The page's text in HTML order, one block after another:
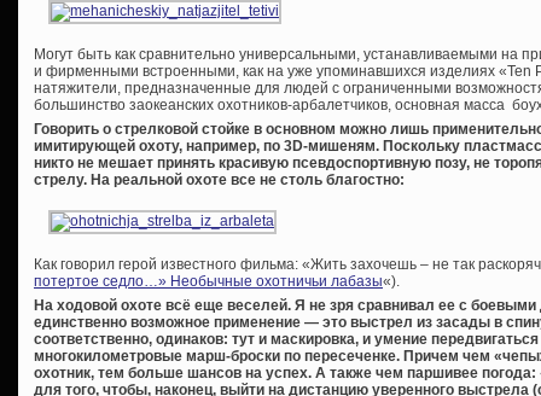
Могут быть как сравнительно универсальными, устанавливаемыми на
и фирменными встроенными, как на уже упоминавшихся изделиях «Ten
натяжители, предназначенные для людей с ограниченными
большинство заокеанских охотников-арбалетчиков, основная масса
Говорить о стрелковой стойке в основном можно лишь
имитирующей охоту, например, по 3D-мишеням. Поскольку
никто не мешает принять красивую псевдоспортивную позу, не
стрелу. На реальной охоте все не столь благостно:
Как говорил герой известного фильма: «Жить захочешь – не так
потертое седло…» Необычные охотничьи лабазы«).
На ходовой охоте всё еще веселей. Я не зря сравнивал ее с
единственно возможное применение — это выстрел из засады в
соответственно, одинаков: тут и маскировка, и умение
многокилометровые марш-броски по пересеченке. Причем чем
охотник, тем больше шансов на успех. А также чем паршивее
для того, чтобы, наконец, выйти на дистанцию уверенного выстрела